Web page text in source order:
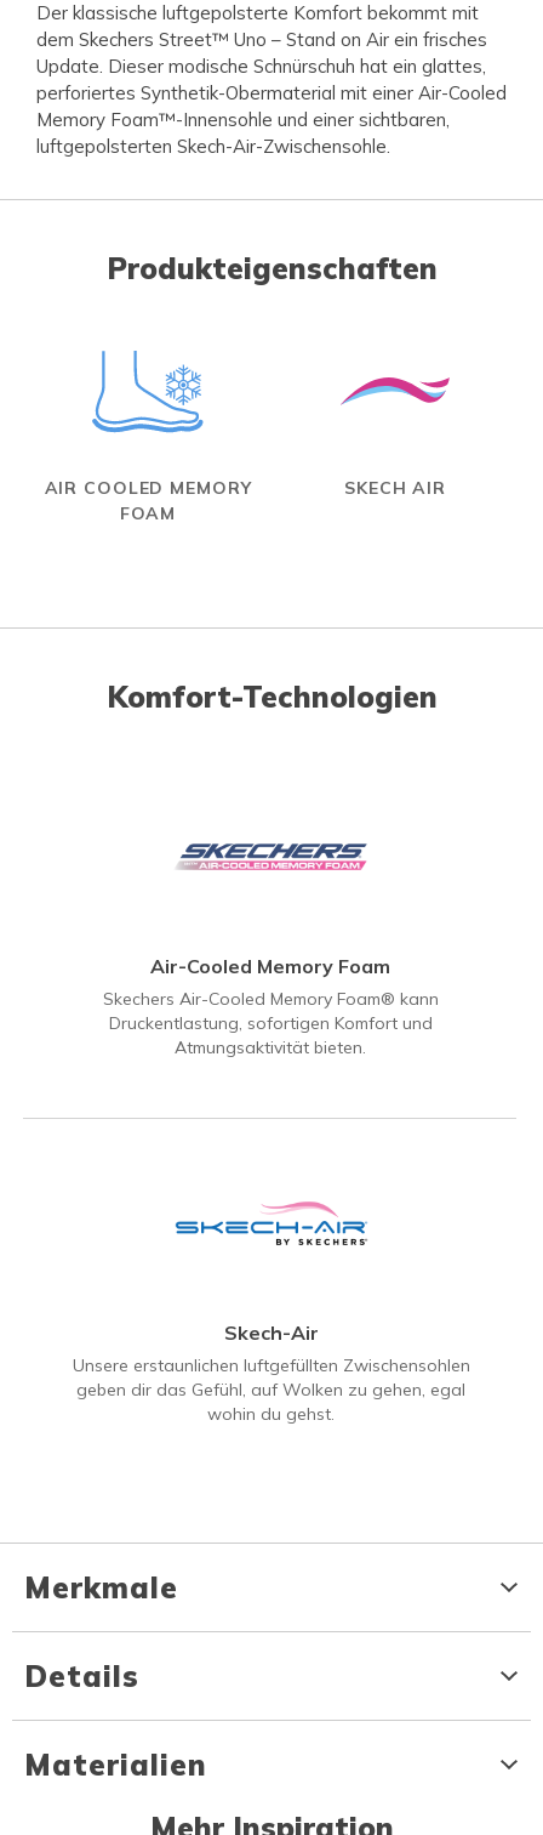
Der klassische luftgepolsterte Komfort bekommt mit
dem Skechers Street™ Uno – Stand on Air ein frisches
Update. Dieser modische Schnürschuh hat ein glattes,
perforiertes Synthetik-Obermaterial mit einer Air-Cooled
Memory Foam™-Innensohle und einer sichtbaren,
luftgepolsterten Skech-Air-Zwischensohle.
Produkteigenschaften
AIR COOLED MEMORY
FOAM
SKECH AIR
Komfort-Technologien
Air-Cooled Memory Foam
Skechers Air-Cooled Memory Foam® kann
Druckentlastung, sofortigen Komfort und
Atmungsaktivität bieten.
Skech-Air
Unsere erstaunlichen luftgefüllten Zwischensohlen
geben dir das Gefühl, auf Wolken zu gehen, egal
wohin du gehst.
Merkmale
Details
Materialien